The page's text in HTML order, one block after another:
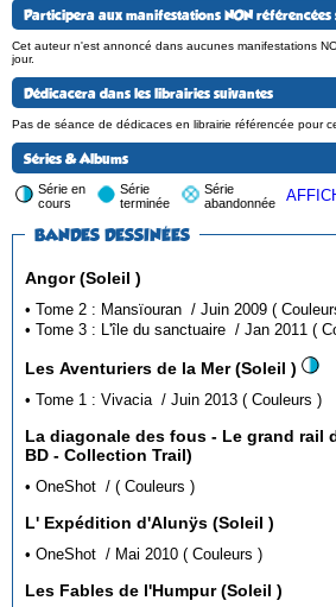
Participera aux manifestations NON référencées
Cet auteur n'est annoncé dans aucunes manifestations
jour.
Dédicacera dans les librairies suivantes
Pas de séance de dédicaces en librairie référencée pour
Séries & Albums
Série en
cours
Série
terminée
Série
abandonnée
BANDES DESSINÉES
Angor (Soleil )
• Tome 2 : Mansïouran / Juin 2009
• Tome
Les Aventuriers de la Mer (Soleil )
• Tome 1 : Vivacia / Juin 2013 ( Couleurs )
La diagonale des fous - Le grand rail de
BD - Collection Trail)
• OneShot / ( Couleurs )
L' Expédition d'Alunÿs (Soleil )
• OneShot / Mai 2010 ( Couleurs )
Les Fables de l'Humpur (Soleil )